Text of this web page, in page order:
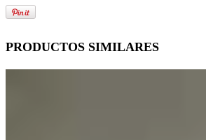
PRODUCTOS SIMILARES